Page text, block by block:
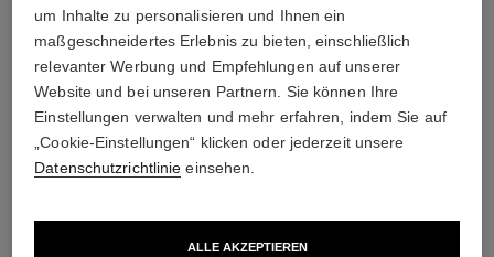
um Inhalte zu personalisieren und Ihnen ein
maßgeschneidertes Erlebnis zu bieten, einschließlich
relevanter Werbung und Empfehlungen auf unserer
Website und bei unseren Partnern. Sie können Ihre
Einstellungen verwalten und mehr erfahren, indem Sie auf
„Cookie-Einstellungen“ klicken oder jederzeit unsere
Datenschutzrichtlinie einsehen.
ALLE AKZEPTIEREN